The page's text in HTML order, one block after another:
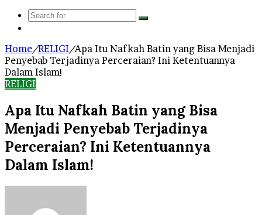
Search
Home/RELIGI/Apa Itu Nafkah Batin yang Bisa Menjadi
Penyebab Terjadinya Perceraian? Ini Ketentuannya
Dalam Islam!
RELIGI
Apa Itu Nafkah Batin yang Bisa
Menjadi Penyebab Terjadinya
Perceraian? Ini Ketentuannya
Dalam Islam!